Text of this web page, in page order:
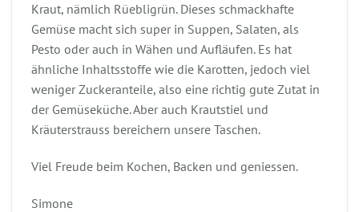
Kraut, nämlich Rüebligrün. Dieses schmackhafte
Gemüse macht sich super in Suppen, Salaten, als
Pesto oder auch in Wähen und Aufläufen. Es hat
ähnliche Inhaltsstoffe wie die Karotten, jedoch viel
weniger Zuckeranteile, also eine richtig gute Zutat in
der Gemüseküche. Aber auch Krautstiel und
Kräuterstrauss bereichern unsere Taschen.
Viel Freude beim Kochen, Backen und geniessen.
Simone